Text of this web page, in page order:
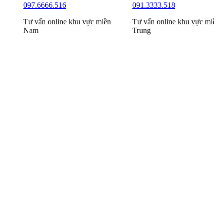
097.6666.516
Tư vấn online khu vực miền
Nam
091.3333.518
Tư vấn online khu vực
Trung